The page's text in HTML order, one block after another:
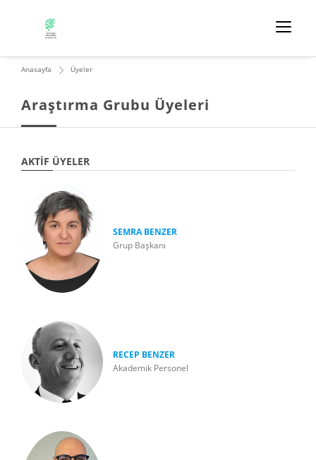
Araştırma Grubu Üyeleri
Anasayfa Üyeler
AKTIF ÜYELER
SEMRA BENZER
Grup Başkanı
RECEP BENZER
Akademik Personel